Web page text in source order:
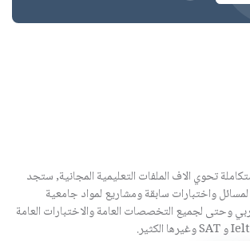
تحوي الاف الملفات التعليمية المجانية, ستجد
واختبارات سابقة ومشاريع لمواد جامعية
وحتى لجميع التخصصات العامة والاختبارات العامة